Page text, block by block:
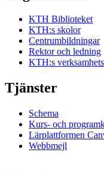
KTH Biblioteket
KTH:s skolor
Centrumbildningar
Rektor och ledning
KTH:s
Tjänster
Schema
Kurs- och
Lärplattformen
Webbmejl